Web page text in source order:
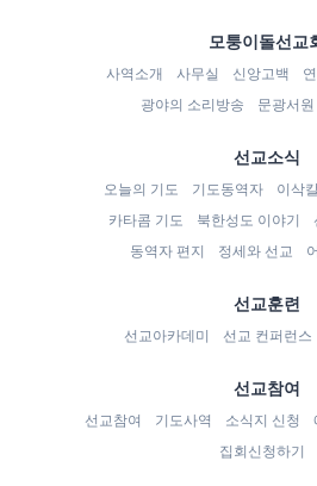
모퉁이돌선교
사역소개 사무실 신앙고백
광야의 소리방송
문광서원
선교소식
오늘의 기도 기도동역자 이삭
카타콤 기도
북한성도 이야기
동역자 편지
정세와 선교
선교훈련
선교아카데미 선교 컨퍼런스
선교참여
선교참여 기도사역 소식지 신청
집회신청하기